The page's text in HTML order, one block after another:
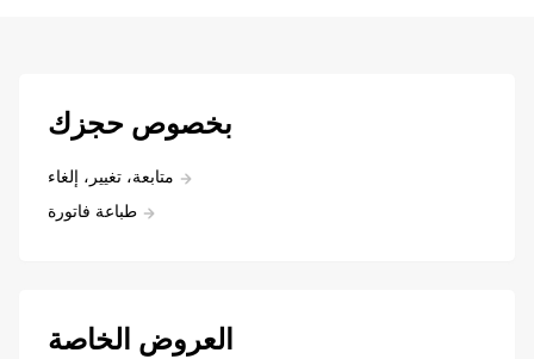
بخصوص حجزك
متابعة، تغيير، إلغاء
طباعة فاتورة
العروض الخاصة